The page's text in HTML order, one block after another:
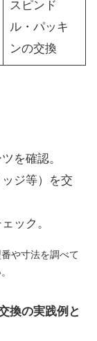
スピンド
ル・パッキ
ンの交換
を確認。
ジ等）を交
ック。
や寸法を調べて
換の実践例と